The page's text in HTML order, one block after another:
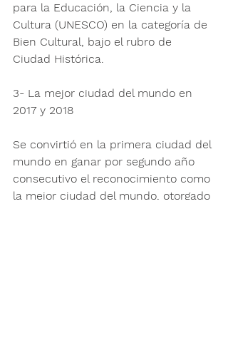
para la Educación, la Ciencia y la
Cultura (UNESCO) en la categoría de
Bien Cultural, bajo el rubro de
Ciudad Histórica.
3- La mejor ciudad del mundo en
2017 y 2018
Se convirtió en la primera ciudad del
mundo en ganar por segundo año
consecutivo el reconocimiento como
la mejor ciudad del mundo, otorgado